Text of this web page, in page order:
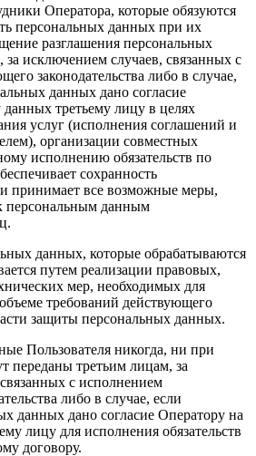
Оператора, которые обязуются
персональных данных при их
разглашения персональных
исключением случаев, связанных с
законодательства либо в случае,
данных дано согласие
третьему лицу в целях
услуг (исполнения соглашений и
организации совместных
исполнению обязательств по
сохранность
принимает все возможные меры,
персональным данным
данных, которые обрабатываются
путем реализации правовых,
мер, необходимых для
требований действующего
защиты персональных данных.
Пользователя никогда, ни при
переданы третьим лицам, за
с исполнением
либо в случае, если
данных дано согласие Оператору на
лицу для исполнения обязательств
договору.